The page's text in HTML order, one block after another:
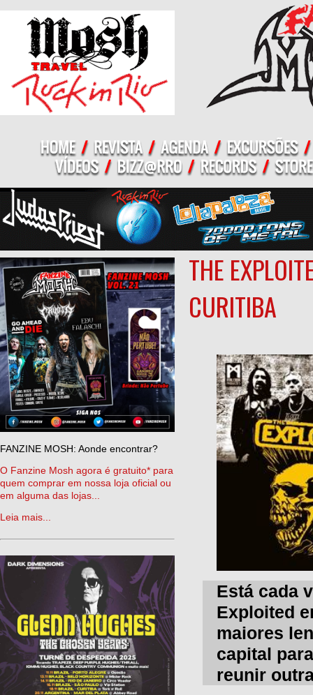
FANZINE MOSH: Aonde encontrar?
O Fanzine Mosh agora é gratuito* para
quem comprar em nossa loja oficial ou
em alguma das lojas...
Leia mais...
THE
CURITIBA
Está cada
Exploited
maiores
capital
reunir